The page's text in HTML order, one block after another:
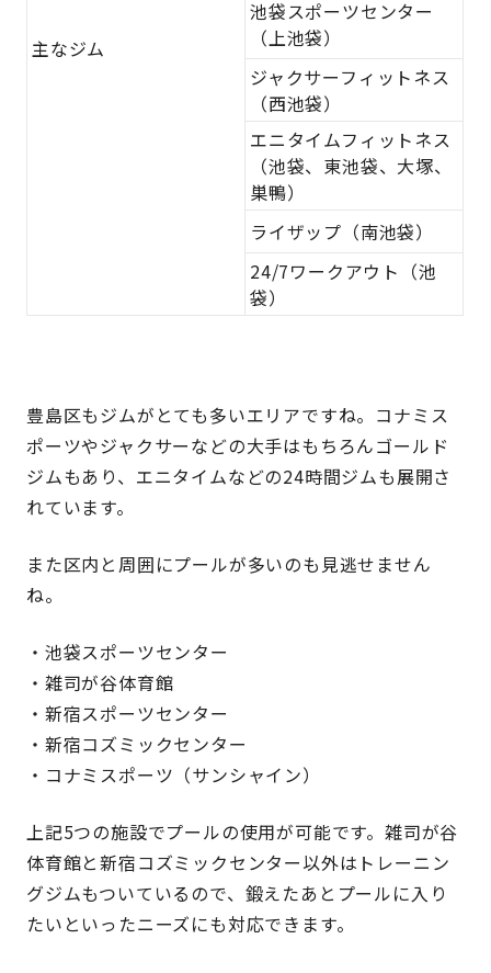
主なジム
池袋スポーツセンター
（上池袋）
ジャクサーフィットネス
（西池袋）
エニタイムフィットネス
（池袋、東池袋、大塚、
巣鴨）
ライザップ（南池袋）
24/7ワークアウト（池
袋）
豊島区もジムがとても多いエリアですね。コナミス
ポーツやジャクサーなどの大手はもちろんゴールド
ジムもあり、エニタイムなどの24時間ジムも展開さ
れています。
また区内と周囲にプールが多いのも見逃せません
ね。
・池袋スポーツセンター
・雑司が谷体育館
・新宿スポーツセンター
・新宿コズミックセンター
・コナミスポーツ（サンシャイン）
上記5つの施設でプールの使用が可能です。雑司が谷
体育館と新宿コズミックセンター以外はトレーニン
グジムもついているので、鍛えたあとプールに入り
たいといったニーズにも対応できます。